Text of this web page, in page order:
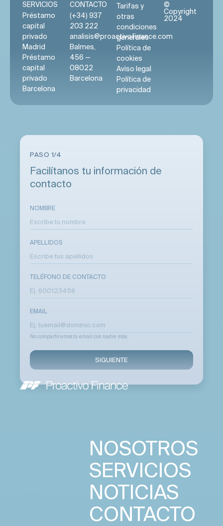
SERVICIOS
Préstamo
capital
privado
Madrid
Préstamo
capital
privado
Barcelona
CONTACTO
(+34) 937
203 222
analisis@proactivofinance.com
Balmes,
456 —
08022
Barcelona
Tarifas y
otras
condiciones
generales
Política de
cookies
Aviso legal
Política de
privacidad
©
Copyright
2024
PASO 1/4
Facilítanos tu información de
contacto
NOMBRE
APELLIDOS
TELÉFONO DE CONTACTO
EMAIL
No compartiremos tu email con nadie más.
SIGUIENTE
NOSOTROS
SERVICIOS
NOTICIAS
CONTACTO